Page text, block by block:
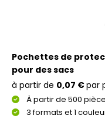
Pochettes de
pour des sacs
À partir de 500
3 formats et 1
à partir de 0,07 €par